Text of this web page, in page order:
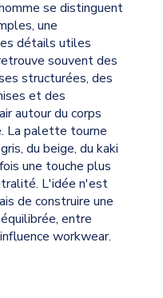
se distinguent
une
détails utiles
souvent des
structurées, des
et des
autour du corps
La palette tourne
du beige, du kaki
une touche plus
L'idée n'est
de construire une
entre
workwear.